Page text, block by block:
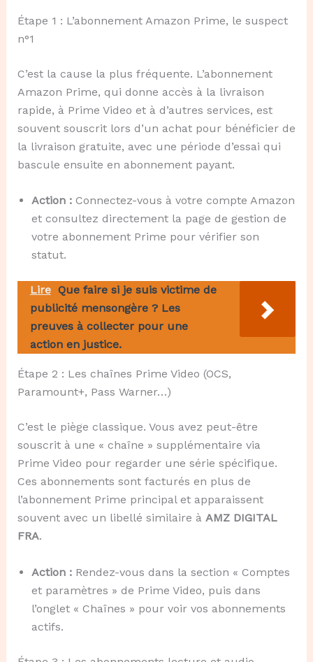
Étape 1 : L’abonnement Amazon Prime, le suspect
n°1
C’est la cause la plus fréquente. L’abonnement
Amazon Prime, qui donne accès à la livraison
rapide, à Prime Video et à d’autres services, est
souvent souscrit lors d’un achat pour bénéficier de
la livraison gratuite, avec une période d’essai qui
bascule ensuite en abonnement payant.
Action :Connectez-vous à votre compte Amazon
et consultez directement la page de gestion de
votre abonnement Prime pour vérifier son
statut.
Lire Que faire si je suis victime de
publicité mensongère ? Les
preuves à collecter pour une
action en justice.
Étape 2 : Les chaînes Prime Video (OCS,
Paramount+, Pass Warner…)
C’est le piège classique. Vous avez peut-être
souscrit à une « chaîne » supplémentaire via
Prime Video pour regarder une série spécifique.
Ces abonnements sont facturés en plus de
l’abonnement Prime principal et apparaissent
souvent avec un libellé similaire à AMZ DIGITAL
FRA.
Action :Rendez-vous dans la section « Comptes
et paramètres » de Prime Video, puis dans
l’onglet « Chaînes » pour voir vos abonnements
actifs.